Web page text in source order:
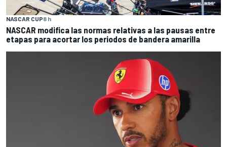
NASCAR CUP8 h
NASCAR modifica las normas relativas a las pausas entre
etapas para acortar los periodos de bandera amarilla